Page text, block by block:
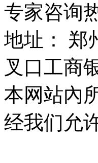
专家咨询
地址： 郑
叉口工商
本网站內
经我们允